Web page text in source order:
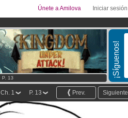
Iniciar sesión
Únete a Amilova
¡Síguenos!
P. 13
Siguiente
Prev.
P. 13
Ch. 1